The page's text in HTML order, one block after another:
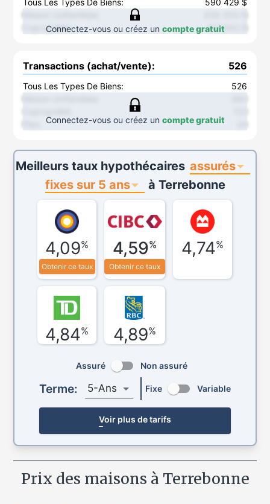
Copropriété: 412 842 $
Connectez-vous ou créez un compte gratuit
Transactions (achat/vente): 526
Tous Les Types De Biens:
526
Connectez-vous ou créez un compte gratuit
Meilleurs taux hypothécaires assurés
fixes sur 5 ans
à Terrebonne
4,09%
Obtenir ce taux
4,59%
Obtenir ce taux
4,74%
4,84% 4,89%
Assuré Non assuré
Terme: 5-Ans Fixe Variable
Voir plus de tarifs
Prix des maisons à Terrebonne